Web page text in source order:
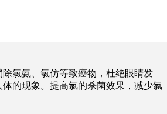
氯氨、氯仿等致癌物，杜绝眼睛发
的现象。提高氯的杀菌效果，减少氯